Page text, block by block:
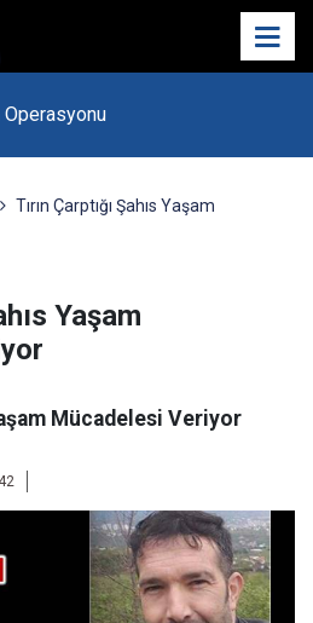
Yeniden Yükseliyor
Tırın Çarptığı Şahıs Yaşam
Yaşam
Mücadelesi Veriyor